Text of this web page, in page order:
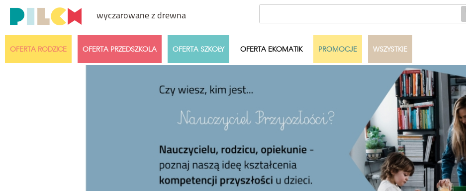
wyczarowane z drewna
Przedział cenowy Wiek dziecka
Pełny zakres
Autor
OFERTA RODZICE OFERTA PRZEDSZKOLA OFERTA SZKOŁY OFERTA EKOMATIK PROMOCJE WSZYSTKIE